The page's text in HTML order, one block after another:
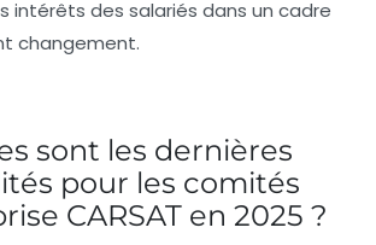
intérêts des salariés dans un cadre
changement.
sont les dernières
pour les comités
CARSAT en 2025 ?